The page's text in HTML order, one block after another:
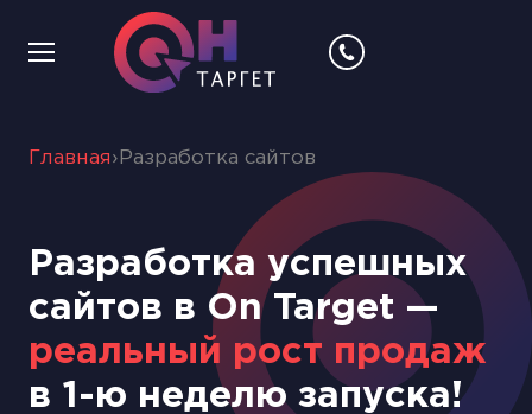
Главная › Разработка сайтов
Разработка успешных
сайтов в On Target —
реальный рост продаж
в 1-ю неделю запуска!